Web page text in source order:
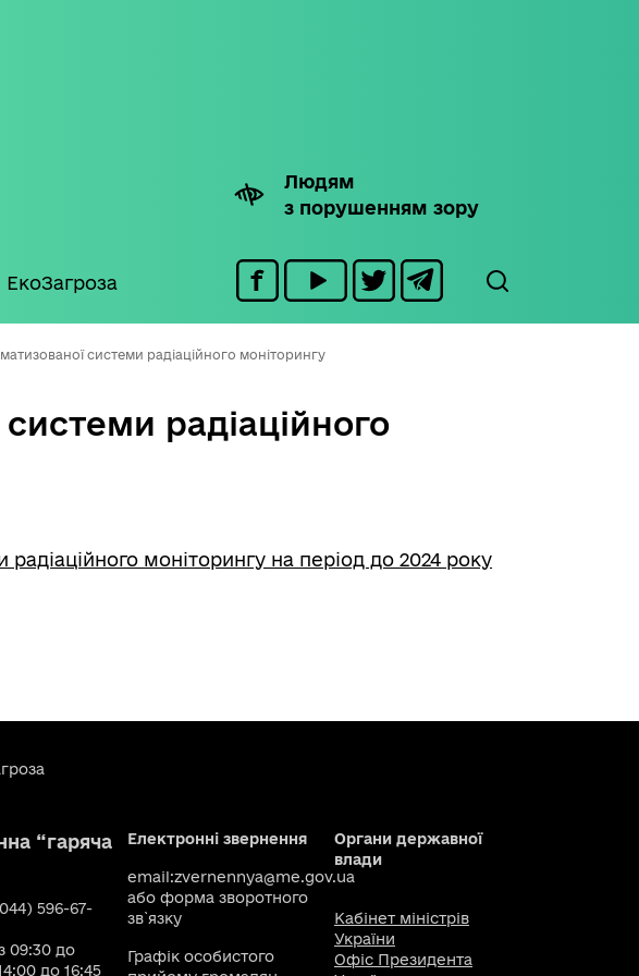
Людям
з порушенням зору
ЕкоЗагроза
системи радіаційного моніторингу
системи радіаційного
радіаційного моніторингу на період до 2024 року
“гаряча
596-67-
09:30 до
до 16:45
Електронні звернення
email:zvernennya@me.gov.ua
або форма зворотного
зв`язку
Графік особистого
Органи державної
влади
Кабінет міністрів
України
Офіс Президента